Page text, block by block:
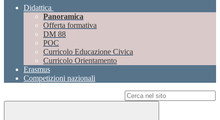
Didattica
Panoramica
Offerta formativa
DM 88
POC
Curricolo Educazione Civica
Curricolo Orientamento
Erasmus
Competizioni nazionali